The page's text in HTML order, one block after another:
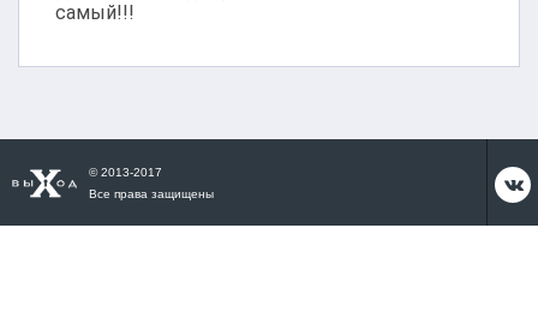
самый!!!
© 2013-2017
Все права защищены
